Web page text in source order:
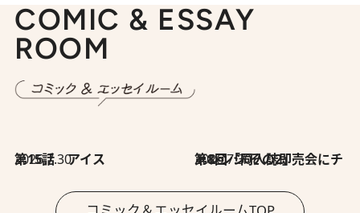
COMIC & ESSAY
ROOM
2026.7.30
第15話 アイス 2026.7.30
第8回「同人誌即売会にチャレンジ その2」